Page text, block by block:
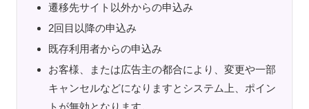
遷移先サイト以外からの申込み
2回目以降の申込み
既存利用者からの申込み
お客様、または広告主の都合により、変更や一部
キャンセルなどになりますとシステム上、ポイン
トが無効となります。